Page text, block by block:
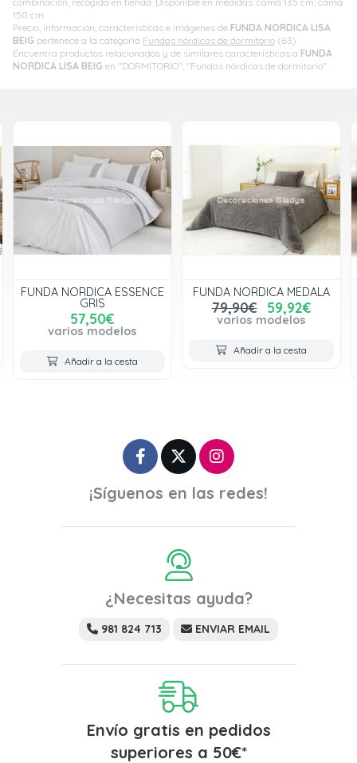
150 cm.
Precio, información, características e imágenes de FUNDA NORDICA LISA
BEIG pertenece a la categoría Fundas nórdicas de dormitorio (63).
Encuentra productos relacionados y de similares características a FUNDA
NORDICA LISA BEIG en "DORMITORIO", "Fundas nórdicas de dormitorio".
FUNDA NORDICA ESSENCE
GRIS
57,50€
varios modelos
Añadir a la cesta
FUNDA NORDICA MEDALA
79,90€ 59,92€
varios modelos
Añadir a la cesta
¡Síguenos en las redes!
¿Necesitas ayuda?
981 824 713 ENVIAR EMAIL
Envío gratis en pedidos
superiores a 50€*